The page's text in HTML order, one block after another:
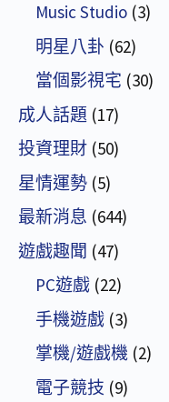
Music Studio (3)
明星八卦 (62)
當個影視宅 (30)
成人話題 (17)
投資理財 (50)
星情運勢 (5)
最新消息 (644)
遊戲趣聞 (47)
PC遊戲 (22)
手機遊戲 (3)
掌機/遊戲機 (2)
電子競技 (9)